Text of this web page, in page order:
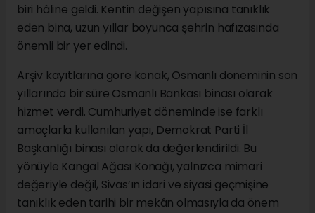
biri hâline geldi. Kentin değişen yapısına tanıklık
eden bina, uzun yıllar boyunca şehrin hafızasında
önemli bir yer edindi.
Arşiv kayıtlarına göre konak, Osmanlı döneminin son
yıllarında bir süre Osmanlı Bankası binası olarak
hizmet verdi. Cumhuriyet döneminde ise farklı
amaçlarla kullanılan yapı, Demokrat Parti İl
Başkanlığı binası olarak da değerlendirildi. Bu
yönüyle Kangal Ağası Konağı, yalnızca mimari
değeriyle değil, Sivas’ın idari ve siyasi geçmişine
tanıklık eden tarihi bir mekân olmasıyla da önem